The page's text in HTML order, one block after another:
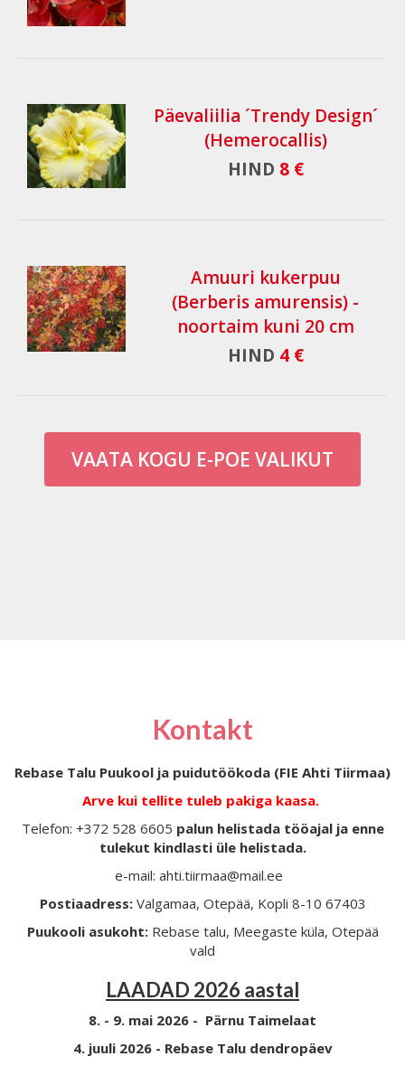
Päevaliilia ´Trendy Design´
(Hemerocallis)
HIND 8 €
Amuuri kukerpuu
(Berberis amurensis) -
noortaim kuni 20 cm
HIND 4 €
VAATA KOGU E-POE VALIKUT
Kontakt
Rebase Talu Puukool ja puidutöökoda (FIE Ahti Tiirmaa)
Arve kui tellite tuleb pakiga kaasa.
Telefon: +372 528 6605 palun helistada tööajal ja enne
tulekut kindlasti üle helistada.
e-mail: ahti.tiirmaa@mail.ee
Postiaadress: Valgamaa, Otepää, Kopli 8-10 67403
Puukooli asukoht: Rebase talu, Meegaste küla, Otepää
vald
LAADAD 2026 aastal
8. - 9. mai 2026 - Pärnu Taimelaat
4. juuli 2026 - Rebase Talu dendropäev